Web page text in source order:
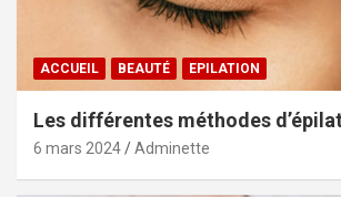
ACCUEIL BEAUTÉ EPILATION
Les différentes méthodes
6 mars 2024 Adminette